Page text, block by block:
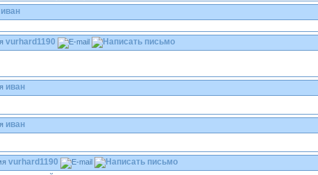
иван
vurhard1190
иван
иван
vurhard1190